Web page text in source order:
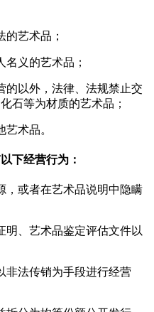
的艺术品；
名义的艺术品；
的以外，法律、法规禁止交
石等为材质的艺术品；
术品。
下经营行为：
，或者在艺术品说明中隐瞒
明、艺术品鉴定评估文件以
非法传销为手段进行经营